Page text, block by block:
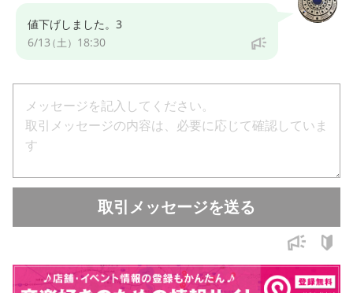
値下げしました。3
6/13（土） 18:30
取引メッセージを送る